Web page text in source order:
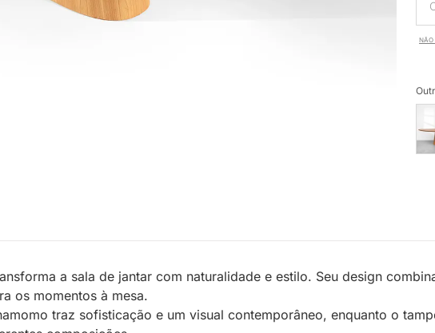
NÃO
a sala de jantar com naturalidade e estilo. Seu design
os momentos à mesa.
traz sofisticação e um visual contemporâneo, enquanto o